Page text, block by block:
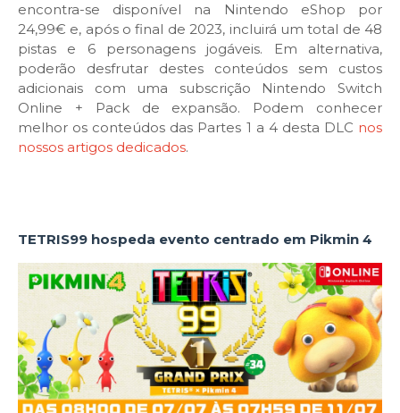
encontra-se disponível na Nintendo eShop por
24,99€ e, após o final de 2023, incluirá um total de 48
pistas e 6 personagens jogáveis. Em alternativa,
poderão desfrutar destes conteúdos sem custos
adicionais com uma subscrição Nintendo Switch
Online + Pack de expansão. Podem conhecer
melhor os conteúdos das Partes 1 a 4 desta DLC nos
nossos artigos dedicados.
TETRIS99 hospeda evento centrado em Pikmin 4